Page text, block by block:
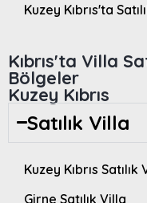
Kuzey Kıbrıs'ta
Kıbrıs'ta Villa
Bölgeler
Kuzey Kıbrıs
Satılık Villa
Kuzey Kıbrıs Satılık
Girne Satılık Villa